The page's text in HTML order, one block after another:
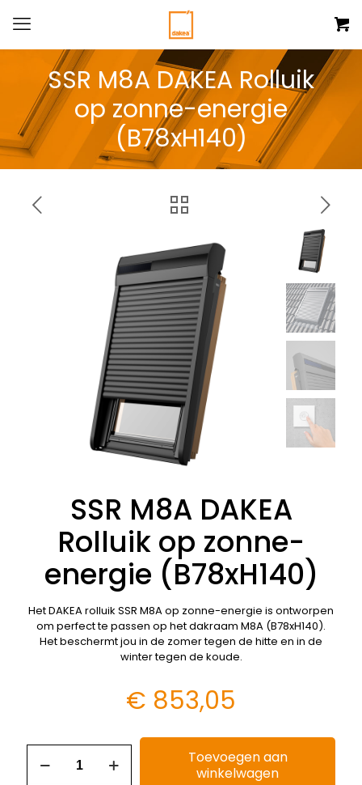
SSR M8A DAKEA Rolluik
op zonne-energie
(B78xH140)
SSR M8A DAKEA
Rolluik op zonne-
energie (B78xH140)
Het DAKEA rolluik SSR M8A op zonne-energie is ontworpen
om perfect te passen op het dakraam M8A (B78xH140).
Het beschermt jou in de zomer tegen de hitte en in de
winter tegen de koude.
€ 853,05
Toevoegen aan
winkelwagen